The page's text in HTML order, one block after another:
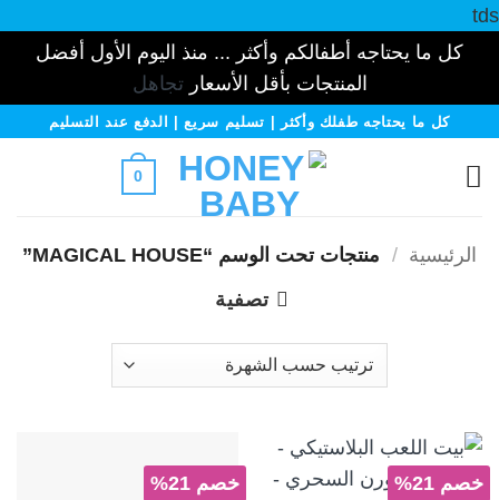
tds
كل ما يحتاجه أطفالكم وأكثر ... منذ اليوم الأول أفضل
المنتجات بأقل الأسعارتجاهل
تخطيكل ما يحتاجه طفلك وأكثر | تسليم سريع | الدفع عند التسليم
0
الرئيسية / منتجات تحت الوسم “MAGICAL HOUSE”
تصفية
خصم 21% خصم 21%